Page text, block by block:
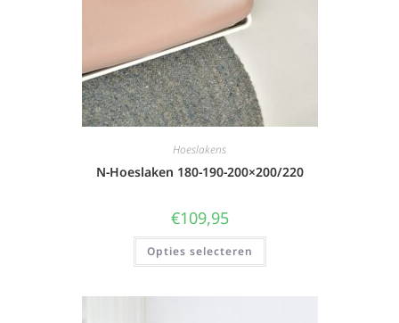
Hoeslakens
N-Hoeslaken 180-190-200×200/220
€109,95
Opties selecteren